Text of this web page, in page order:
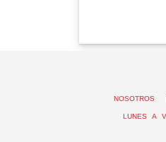
NOSOTROS
LUNES A